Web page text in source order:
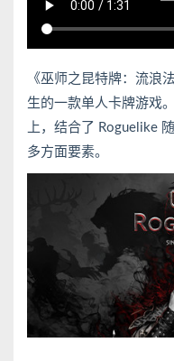
《巫师之昆特牌：流浪
生的一款单人卡牌游戏
上，结合了 Roguelike
多方面要素。